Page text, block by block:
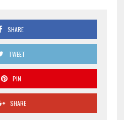
SHARE
TWEET
PIN
SHARE